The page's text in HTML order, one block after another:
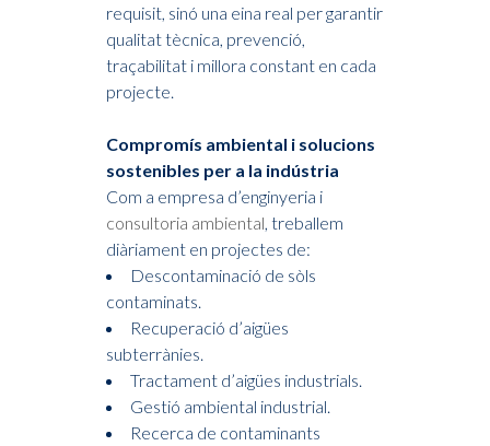
requisit, sinó una eina real per garantir
qualitat tècnica, prevenció,
traçabilitat i millora constant en cada
projecte.
Compromís ambiental i solucions
sostenibles per a la indústria
Com a empresa d’enginyeria i
consultoria ambiental, treballem
diàriament en projectes de:
Descontaminació de sòls
contaminats.
Recuperació d’aigües
subterrànies.
Tractament d’aigües industrials.
Gestió ambiental industrial.
Recerca de contaminants